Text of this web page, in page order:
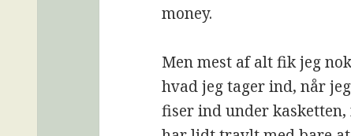
money.
Men mest af alt fik jeg
hvad jeg tager ind, når
fiser ind under kasketten,